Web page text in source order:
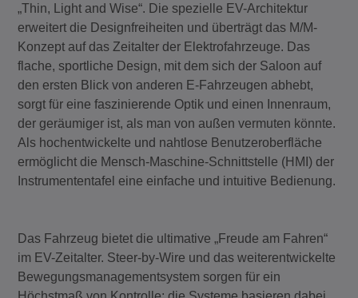
„Thin, Light and Wise“. Die spezielle EV-Architektur
erweitert die Designfreiheiten und überträgt das M/M-
Konzept auf das Zeitalter der Elektrofahrzeuge. Das
flache, sportliche Design, mit dem sich der Saloon auf
den ersten Blick von anderen E-Fahrzeugen abhebt,
sorgt für eine faszinierende Optik und einen Innenraum,
der geräumiger ist, als man von außen vermuten könnte.
Als hochentwickelte und nahtlose Benutzeroberfläche
ermöglicht die Mensch-Maschine-Schnittstelle (HMI) der
Instrumententafel eine einfache und intuitive Bedienung.
Das Fahrzeug bietet die ultimative „Freude am Fahren“
im EV-Zeitalter. Steer-by-Wire und das weiterentwickelte
Bewegungsmanagementsystem sorgen für ein